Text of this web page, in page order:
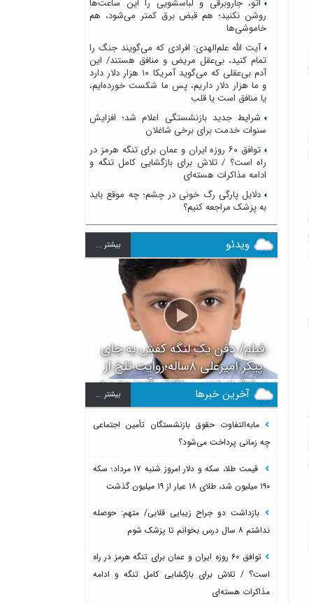
اتو، جاروبرقی و لباسشویی را این ساعت‌ها
روشن نکنید؛ هم قبض برق کمتر می‌شود، هم
خاموشی‌ها
آیت الله علم‌الهدی: افرادی که می‌گویند جنگ را
تمام کنید، بی‌عقل مریض و منافق هستند/ این
آدم بی‌عقلی که می‌گوید آمریکا ۱۰ هزار دلار دارد
و ما هزار دلار داریم، پس ما شکست خورده‌ایم،
یا منافق است یا قلب
شرایط جدید بازنشستگی اعلام شد؛ افزایش
سنوات خدمت برای برخی شاغلان
توافق ۶۰ روزه ایران و عمان برای تنگه هرمز در
راه است؟ / تلاش برای بازگشایی کامل تنگه و
ادامه مذاکرات هسته‌ای
دلایل پارگی رگ خونی در چشم؛ چه موقع باید
به پزشک مراجعه کنیم؟
ویدئو بيشتر ...
فیلم/ دفن یک لنگه کفش به جای
پیکر امیرعلی ۸ساله؛روایت تلخ از
سرنوشت دومین دانش آموز مدرسه
میناب بعد از ماکان
آخرین خبرها بيشتر ...
مابه‌التفاوت حقوق بازنشستگان تأمین اجتماعی
چه زمانی پرداخت می‌شود؟
قیمت طلا، سکه و دلار امروز شنبه ۱۷ مرداد؛ سکه
۱۹۰ میلیون شد، طلای ۱۸ عیار از ۱۹ میلیون گذشت
بازداشت دو جراح زیبایی قلابی/ متهم: حوصله
نداشتم ۸ سال درس بخوانم تا پزشک شوم
توافق ۶۰ روزه ایران و عمان برای تنگه هرمز در راه
است؟ / تلاش برای بازگشایی کامل تنگه و ادامه
مذاکرات هسته‌ای